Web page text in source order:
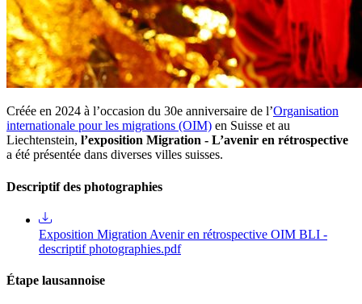
Créée en 2024 à l’occasion du 30e anniversaire de l’Organisation
internationale pour les migrations (OIM) en Suisse et au
Liechtenstein, l’exposition Migration - L’avenir en rétrospective
a été présentée dans diverses villes suisses.
Descriptif des photographies
Exposition Migration Avenir en rétrospective OIM BLI -
descriptif photographies.pdf
Étape lausannoise